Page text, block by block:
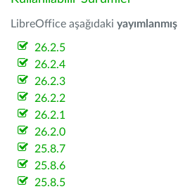
LibreOffice aşağıdaki yayımlanmış
26.2.5
26.2.4
26.2.3
26.2.2
26.2.1
26.2.0
25.8.7
25.8.6
25.8.5